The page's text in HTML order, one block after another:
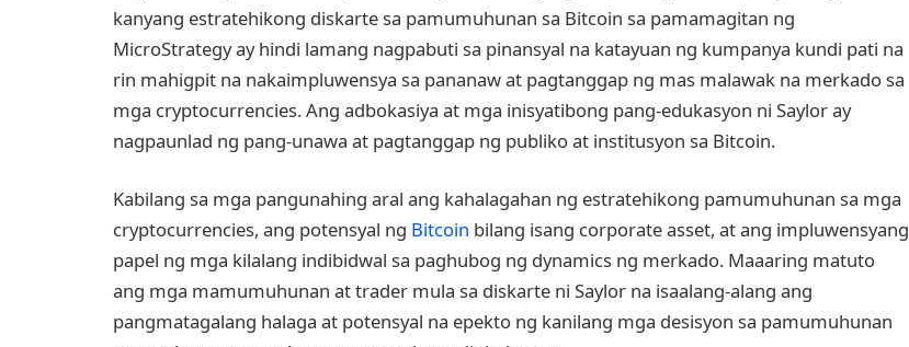
kanyang estratehikong diskarte sa pamumuhunan sa Bitcoin sa pamamagitan ng
MicroStrategy ay hindi lamang nagpabuti sa pinansyal na katayuan ng kumpanya kundi pati na
rin mahigpit na nakaimpluwensya sa pananaw at pagtanggap ng mas malawak na merkado sa
mga cryptocurrencies. Ang adbokasiya at mga inisyatibong pang-edukasyon ni Saylor ay
nagpaunlad ng pang-unawa at pagtanggap ng publiko at institusyon sa Bitcoin.
Kabilang sa mga pangunahing aral ang kahalagahan ng estratehikong pamumuhunan sa mga
cryptocurrencies, ang potensyal ng Bitcoin bilang isang corporate asset, at ang impluwensyang
papel ng mga kilalang indibidwal sa paghubog ng dynamics ng merkado. Maaaring matuto
ang mga mamumuhunan at trader mula sa diskarte ni Saylor na isaalang-alang ang
pangmatagalang halaga at potensyal na epekto ng kanilang mga desisyon sa pamumuhunan